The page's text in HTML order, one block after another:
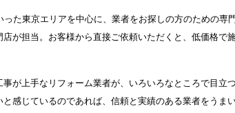
た東京エリアを中心に、業者をお探しの方のための専
が担当。お客様から直接ご依頼いただくと、低価格で
が上手なリフォーム業者が、いろいろなところで目立
感じているのであれば、信頼と実績のある業者をうま